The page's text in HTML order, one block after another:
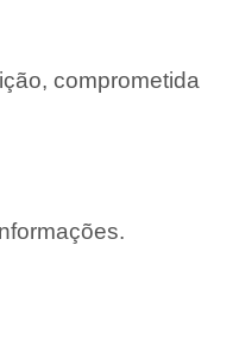
comprometida